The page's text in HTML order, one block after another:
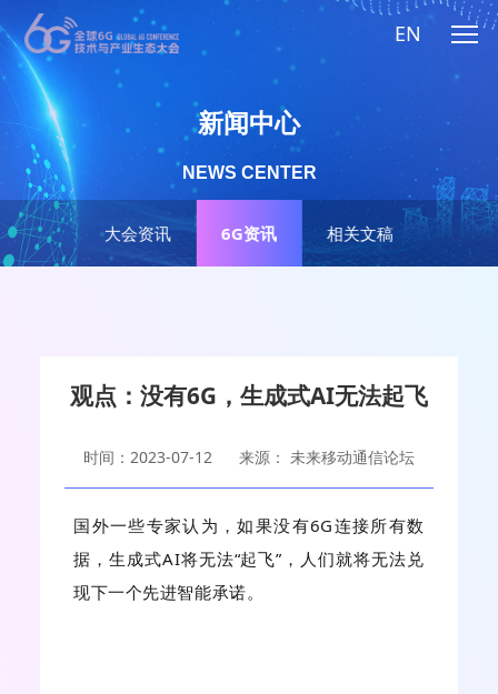
EN
大会资讯 6G资讯 相关文稿
新闻中心
NEWS CENTER
观点：没有6G，生成式AI无法起飞
时间：2023-07-12 来源： 未来移动通信论坛
国外一些专家认为，如果没有6G连接所有数
据，生成式AI将无法“起飞”，人们就将无法兑
现下一个先进智能承诺。